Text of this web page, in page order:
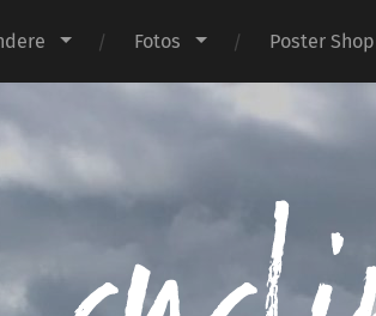
Fotos Poster Shop